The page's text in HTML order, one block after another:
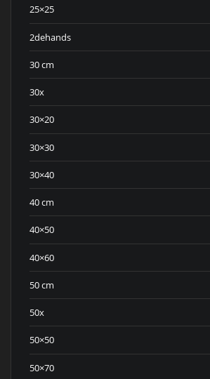
25×25
2dehands
30 cm
30x
30×20
30×30
30×40
40 cm
40×50
40×60
50 cm
50x
50×50
50×70